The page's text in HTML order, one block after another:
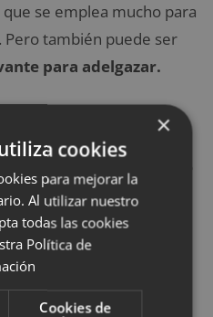
se emplea mucho para
Pero también puede ser
para adelgazar.
se encuentra su efecto
la retención de
ayuda a que el cuerpo
más tiempo, así evitas el
bajar de peso.
×
cookies
para mejorar la
Al utilizar nuestro
todas las cookies
Política de
Cookies de